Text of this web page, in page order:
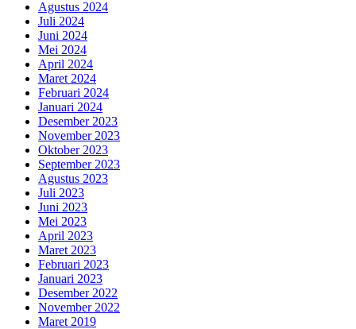
Agustus 2024
Juli 2024
Juni 2024
Mei 2024
April 2024
Maret 2024
Februari 2024
Januari 2024
Desember 2023
November 2023
Oktober 2023
September 2023
Agustus 2023
Juli 2023
Juni 2023
Mei 2023
April 2023
Maret 2023
Februari 2023
Januari 2023
Desember 2022
November 2022
Maret 2019